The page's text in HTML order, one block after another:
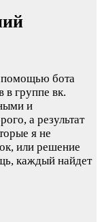
бота
в группе вк.
и
а результат
я не
или решение
каждый найдет